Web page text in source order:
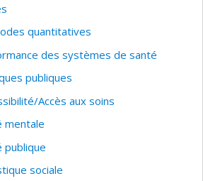
quantitatives
des systèmes de santé
publiques
Accès aux soins
mentale
publique
sociale